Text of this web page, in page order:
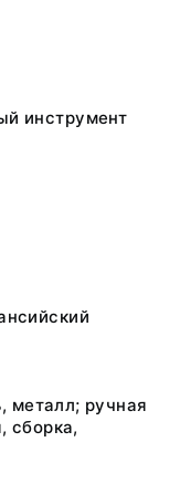
инструмент
металл; ручная
сборка,